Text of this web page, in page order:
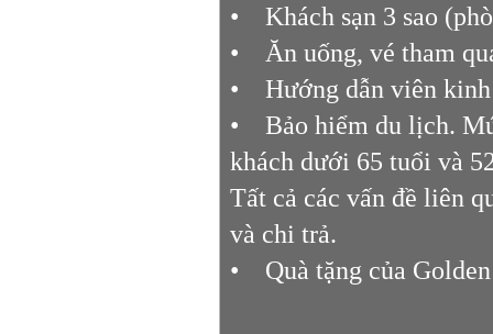
• Khách sạn 3 sao
• Ăn uống, vé tham
• Hướng dẫn viên
• Bảo hiểm du lịch.
khách dưới 65 tuổi và
Tất cả các vấn đề liên
và chi trả.
• Quà tặng của